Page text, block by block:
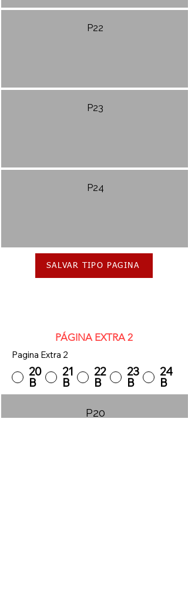
P22
P23
P24
SALVAR TIPO PAGINA
PÁGINA EXTRA 2
Pagina Extra 2
20
B
21
B
22
B
23
B
24
B
P20